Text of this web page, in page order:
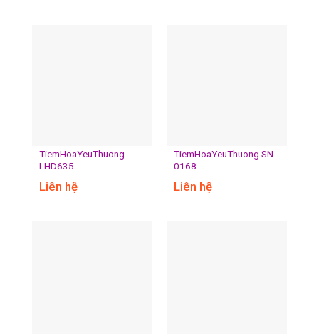
TiemHoaYeuThuong
LHD635
Liên hệ
TiemHoaYeuThuong SN
0168
Liên hệ